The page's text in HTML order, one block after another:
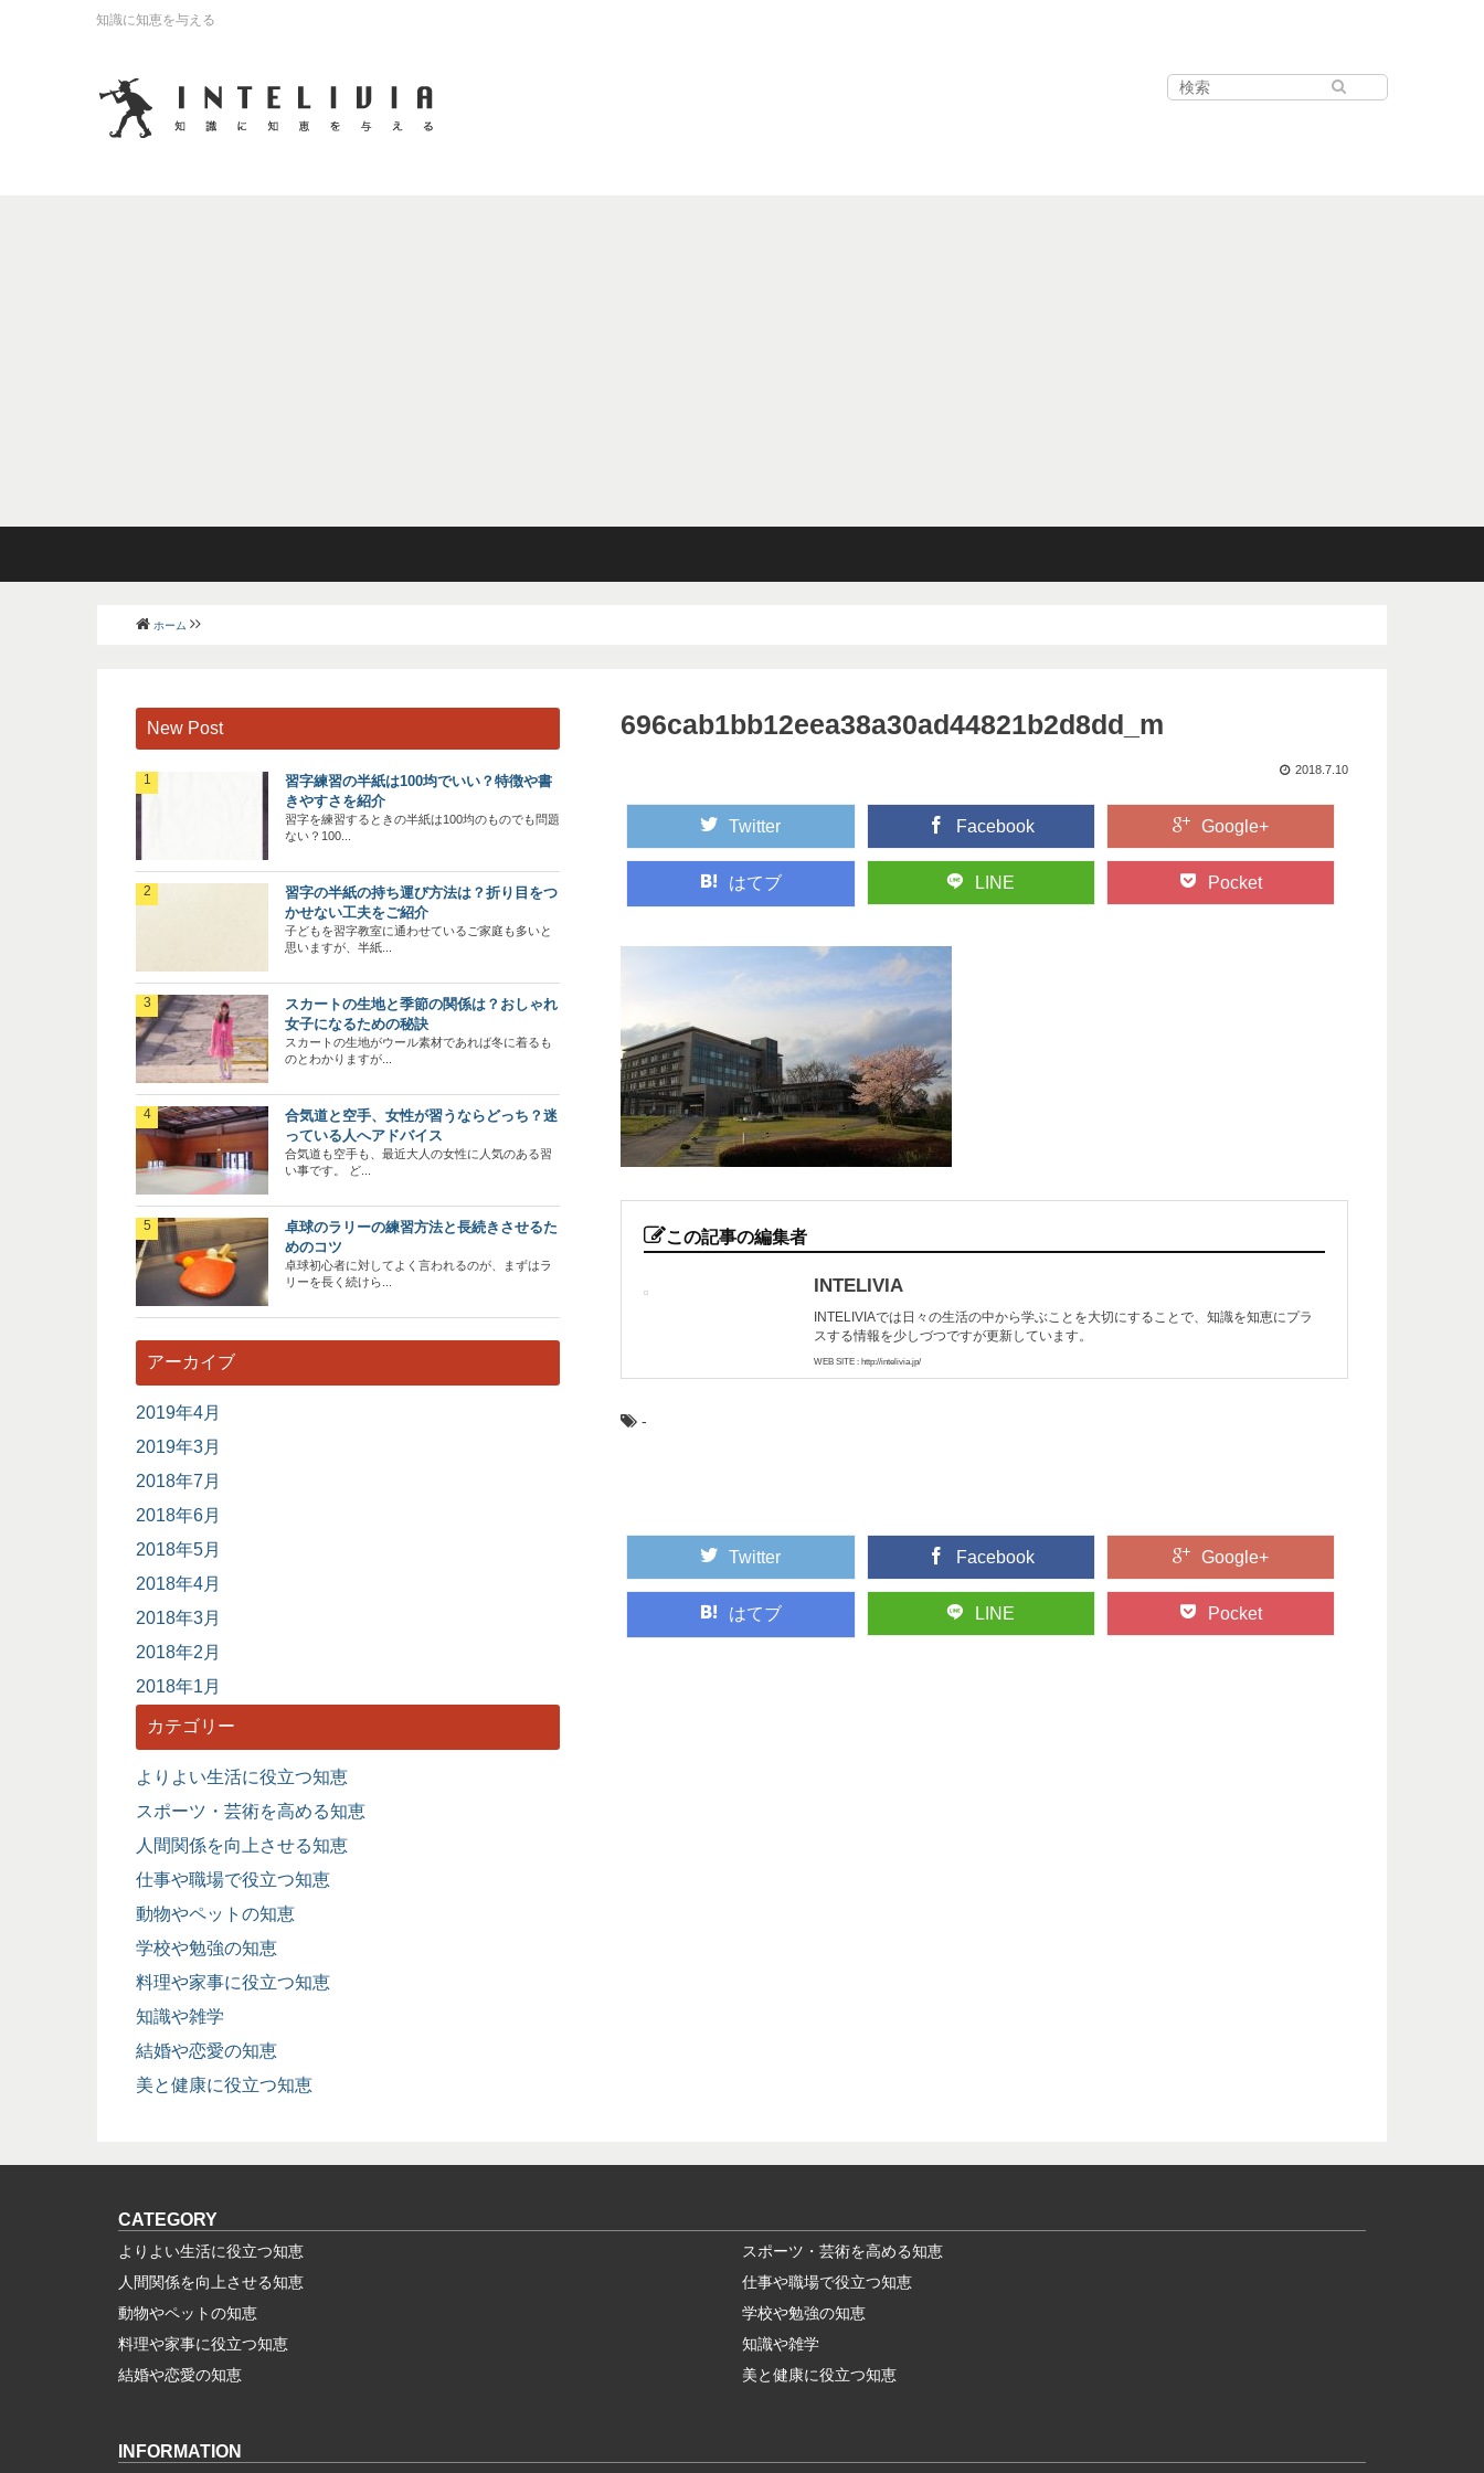
知識に知恵を与える
ホーム
696cab1bb12eea38a30ad44821b2d8dd_m
2018.7.10
Twitter Facebook Google+
はてブ LINE Pocket
この記事の編集者
INTELIVIA
INTELIVIAでは日々の生活の中から学ぶことを大切にすることで、知識を知恵にプラ
スする情報を少しづつですが更新しています。
WEB SITE : http://intelivia.jp/
-
Twitter Facebook Google+
はてブ LINE Pocket
New Post
習字練習の半紙は100均でいい？特徴や書
きやすさを紹介
習字を練習するときの半紙は100均のものでも問題
ない？100...
習字の半紙の持ち運び方法は？折り目をつ
かせない工夫をご紹介
子どもを習字教室に通わせているご家庭も多いと
思いますが、半紙...
スカートの生地と季節の関係は？おしゃれ
女子になるための秘訣
スカートの生地がウール素材であれば冬に着るも
のとわかりますが...
合気道と空手、女性が習うならどっち？迷
っている人へアドバイス
合気道も空手も、最近大人の女性に人気のある習
い事です。 ど...
卓球のラリーの練習方法と長続きさせるた
めのコツ
卓球初心者に対してよく言われるのが、まずはラ
リーを長く続けら...
アーカイブ
2019年4月
2019年3月
2018年7月
2018年6月
2018年5月
2018年4月
2018年3月
2018年2月
2018年1月
カテゴリー
よりよい生活に役立つ知恵
スポーツ・芸術を高める知恵
人間関係を向上させる知恵
仕事や職場で役立つ知恵
動物やペットの知恵
学校や勉強の知恵
料理や家事に役立つ知恵
知識や雑学
結婚や恋愛の知恵
美と健康に役立つ知恵
CATEGORY
よりよい生活に役立つ知恵
スポーツ・芸術を高める知恵
人間関係を向上させる知恵
仕事や職場で役立つ知恵
動物やペットの知恵
学校や勉強の知恵
料理や家事に役立つ知恵
知識や雑学
結婚や恋愛の知恵
美と健康に役立つ知恵
INFORMATION